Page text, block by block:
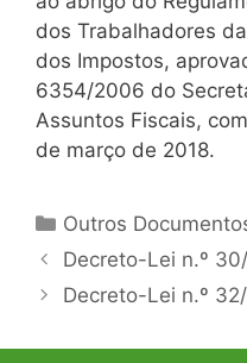
dos Trabalhadores
dos Impostos,
6354/2006 do
Assuntos Fiscais,
de março de 2018.
Categorias
Outros
Navegação
de
Decreto-Lei n.º
Decreto-Lei n.º